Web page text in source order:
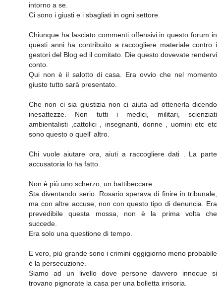
intorno a se.
Ci sono i giusti e i sbagliati in ogni settore.
Chiunque ha lasciato commenti offensivi in questo forum in
questi anni ha contribuito a raccogliere materiale contro i
gestori del Blog ed il comitato. Die questo dovevate rendervi
conto.
Qui non è il salotto di casa. Era ovvio che nel momento
giusto tutto sarà presentato.
Che non ci sia giustizia non ci aiuta ad ottenerla dicendo
inesattezze. Non tutti i medici, militari, scienziati
ambientalisti ,cattolici , insegnanti, donne , uomini etc etc
sono questo o quell' altro.
Chi vuole aiutare ora, aiuti a raccogliere dati . La parte
accusatoria lo ha fatto.
Non è più uno scherzo, un battibeccare.
Sta diventando serio. Rosario sperava di finire in tribunale,
ma con altre accuse, non con questo tipo di denuncia. Era
prevedibile questa mossa, non è la prima volta che
succede.
Era solo una questione di tempo.
E vero, più grande sono i crimini oggigiorno meno probabile
è la persecuzione.
Siamo ad un livello dove persone davvero innocue si
trovano pignorate la casa per una bolletta irrisoria.